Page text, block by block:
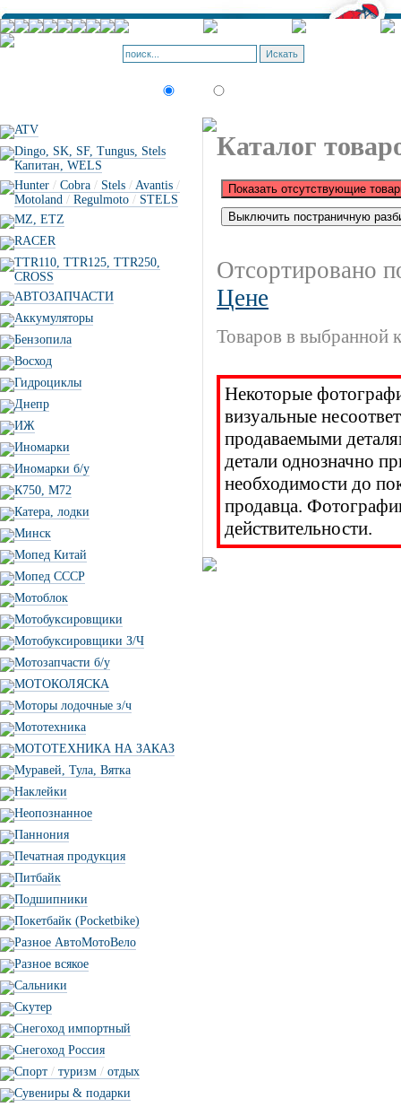
ATV
Dingo, SK, SF, Tungus, Stels
Капитан, WELS
Hunter / Cobra / Stels / Avantis /
Motoland / Regulmoto / STELS
MZ, ETZ
RACER
TTR110, TTR125, TTR250,
CROSS
АВТОЗАПЧАСТИ
Аккумуляторы
Бензопила
Восход
Гидроциклы
Днепр
ИЖ
Иномарки
Иномарки б/у
К750, М72
Катера, лодки
Минск
Мопед Китай
Мопед СССР
Мотоблок
Мотобуксировщики
Мотобуксировщики З/Ч
Мотозапчасти б/у
МОТОКОЛЯСКА
Моторы лодочные з/ч
Мототехника
МОТОТЕХНИКА НА ЗАКАЗ
Муравей, Тула, Вятка
Наклейки
Неопознанное
Паннония
Печатная продукция
Питбайк
Подшипники
Покетбайк (Pocketbike)
Разное АвтоМотоВело
Разное всякое
Сальники
Скутер
Снегоход импортный
Снегоход Россия
Спорт / туризм / отдых
Сувениры & подарки
Каталог
Отсортировано
Цене
Товаров в выбранной
Некоторые
визуальные
продаваемыми
детали однозначно
необходимости до
продавца.
действительности.